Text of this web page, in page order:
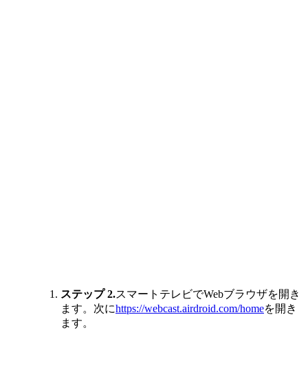
ステップ 2.スマートテレビでWebブラウザを開き
ます。次にhttps://webcast.airdroid.com/homeを開き
ます。